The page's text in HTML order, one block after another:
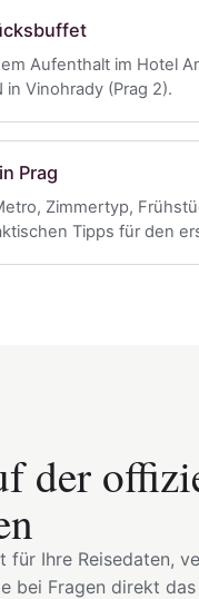
Aufenthalt im Hotel
Vinohrady (Prag 2).
Prag
Zimmertyp,
Tipps für den
der
für Ihre Reisedaten,
bei Fragen direkt